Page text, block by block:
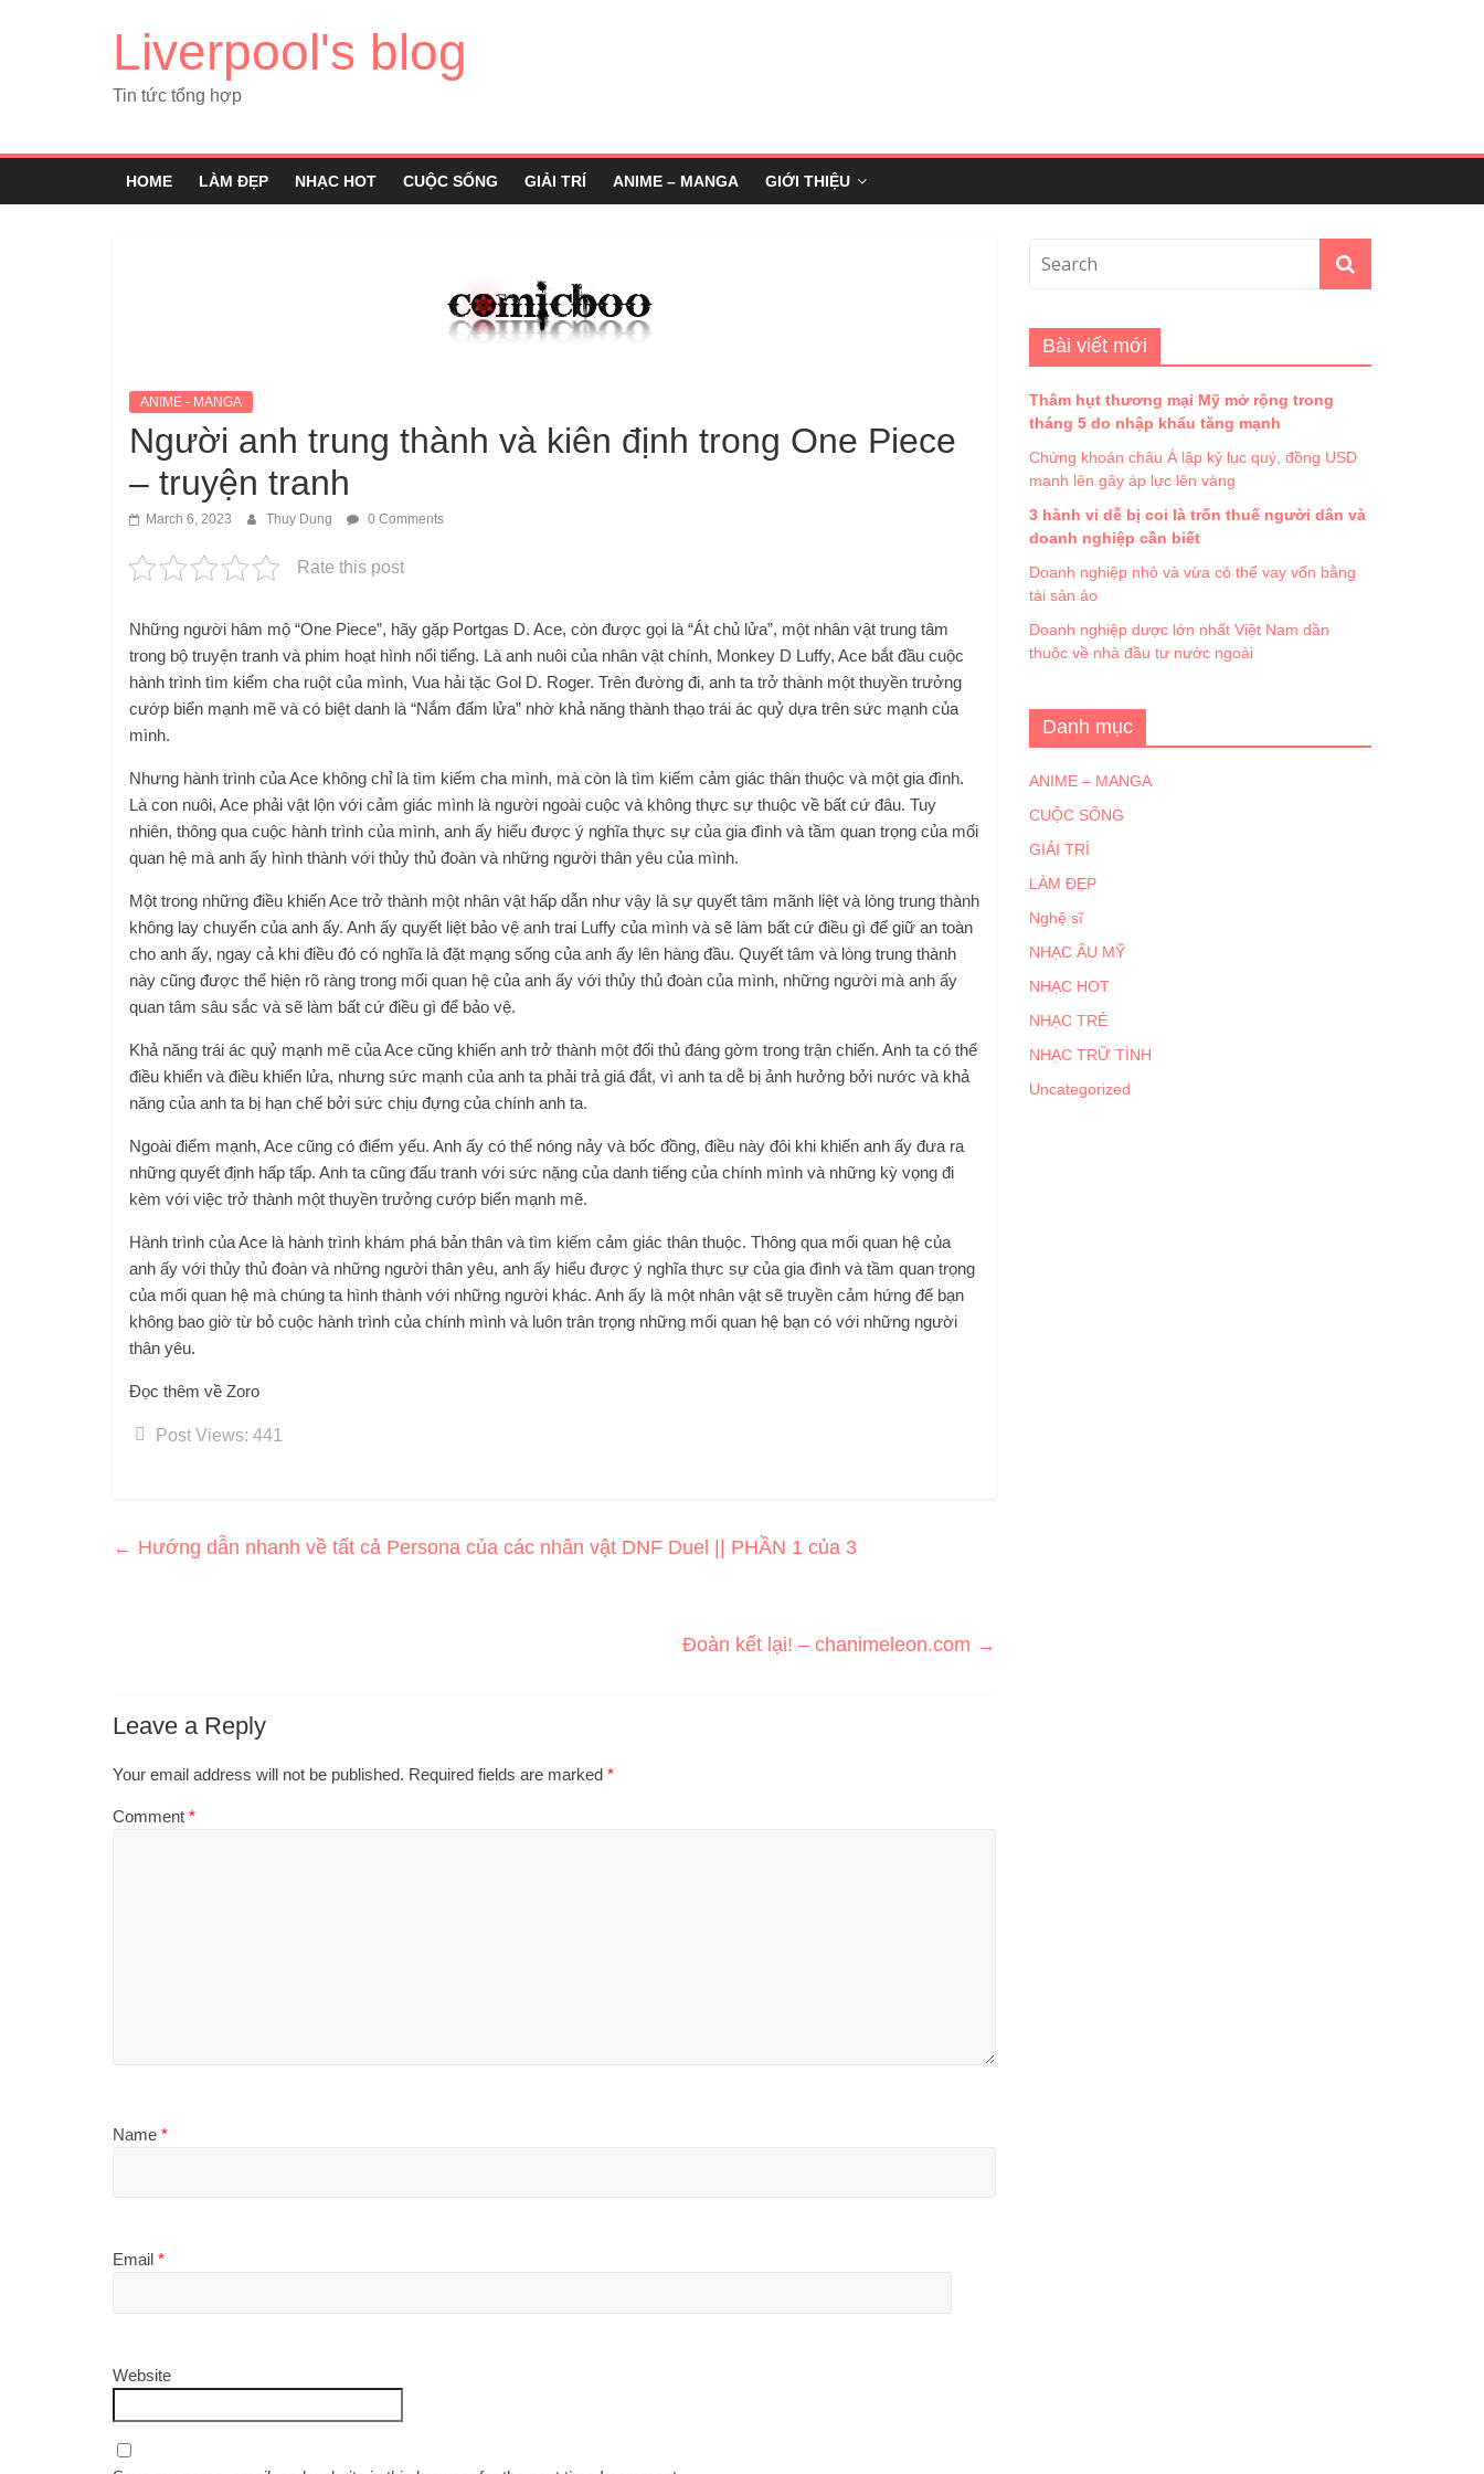
Liverpool's blog
Tin tức tổng hợp
HOME LÀM ĐẸP NHẠC HOT CUỘC SỐNG GIẢI TRÍ ANIME – MANGA GIỚI THIỆU
ANIME - MANGA
Người anh trung thành và kiên định trong One Piece
– truyện tranh
March 6, 2023 Thuy Dung 0 Comments
Rate this post
Những người hâm mộ “One Piece”, hãy gặp Portgas D. Ace, còn được gọi là “Át chủ lửa”, một nhân vật trung tâm
trong bộ truyện tranh và phim hoạt hình nổi tiếng. Là anh nuôi của nhân vật chính, Monkey D Luffy, Ace bắt đầu cuộc
hành trình tìm kiếm cha ruột của mình, Vua hải tặc Gol D. Roger. Trên đường đi, anh ta trở thành một thuyền trưởng
cướp biển mạnh mẽ và có biệt danh là “Nắm đấm lửa” nhờ khả năng thành thạo trái ác quỷ dựa trên sức mạnh của
mình.
Nhưng hành trình của Ace không chỉ là tìm kiếm cha mình, mà còn là tìm kiếm cảm giác thân thuộc và một gia đình.
Là con nuôi, Ace phải vật lộn với cảm giác mình là người ngoài cuộc và không thực sự thuộc về bất cứ đâu. Tuy
nhiên, thông qua cuộc hành trình của mình, anh ấy hiểu được ý nghĩa thực sự của gia đình và tầm quan trọng của mối
quan hệ mà anh ấy hình thành với thủy thủ đoàn và những người thân yêu của mình.
Một trong những điều khiến Ace trở thành một nhân vật hấp dẫn như vậy là sự quyết tâm mãnh liệt và lòng trung thành
không lay chuyển của anh ấy. Anh ấy quyết liệt bảo vệ anh trai Luffy của mình và sẽ làm bất cứ điều gì để giữ an toàn
cho anh ấy, ngay cả khi điều đó có nghĩa là đặt mạng sống của anh ấy lên hàng đầu. Quyết tâm và lòng trung thành
này cũng được thể hiện rõ ràng trong mối quan hệ của anh ấy với thủy thủ đoàn của mình, những người mà anh ấy
quan tâm sâu sắc và sẽ làm bất cứ điều gì để bảo vệ.
Khả năng trái ác quỷ mạnh mẽ của Ace cũng khiến anh trở thành một đối thủ đáng gờm trong trận chiến. Anh ta có thể
điều khiển và điều khiển lửa, nhưng sức mạnh của anh ta phải trả giá đắt, vì anh ta dễ bị ảnh hưởng bởi nước và khả
năng của anh ta bị hạn chế bởi sức chịu đựng của chính anh ta.
Ngoài điểm mạnh, Ace cũng có điểm yếu. Anh ấy có thể nóng nảy và bốc đồng, điều này đôi khi khiến anh ấy đưa ra
những quyết định hấp tấp. Anh ta cũng đấu tranh với sức nặng của danh tiếng của chính mình và những kỳ vọng đi
kèm với việc trở thành một thuyền trưởng cướp biển mạnh mẽ.
Hành trình của Ace là hành trình khám phá bản thân và tìm kiếm cảm giác thân thuộc. Thông qua mối quan hệ của
anh ấy với thủy thủ đoàn và những người thân yêu, anh ấy hiểu được ý nghĩa thực sự của gia đình và tầm quan trọng
của mối quan hệ mà chúng ta hình thành với những người khác. Anh ấy là một nhân vật sẽ truyền cảm hứng để bạn
không bao giờ từ bỏ cuộc hành trình của chính mình và luôn trân trọng những mối quan hệ bạn có với những người
thân yêu.
Đọc thêm về Zoro
Post Views: 441
← Hướng dẫn nhanh về tất cả Persona của các nhân vật DNF Duel || PHẦN 1 của 3
Đoàn kết lại! – chanimeleon.com →
Leave a Reply
Your email address will not be published. Required fields are marked *
Comment *
Name *
Email *
Website
Bài viết mới
Thâm hụt thương mại Mỹ mở rộng trong
tháng 5 do nhập khẩu tăng mạnh
Chứng khoán châu Á lập kỷ lục quý, đồng USD
mạnh lên gây áp lực lên vàng
3 hành vi dễ bị coi là trốn thuế người dân và
doanh nghiệp cần biết
Doanh nghiệp nhỏ và vừa có thể vay vốn bằng
tài sản ảo
Doanh nghiệp dược lớn nhất Việt Nam dần
thuộc về nhà đầu tư nước ngoài
Danh mục
ANIME – MANGA
CUỘC SỐNG
GIẢI TRÍ
LÀM ĐẸP
Nghệ sĩ
NHẠC ÂU MỸ
NHẠC HOT
NHẠC TRẺ
NHẠC TRỮ TÌNH
Uncategorized